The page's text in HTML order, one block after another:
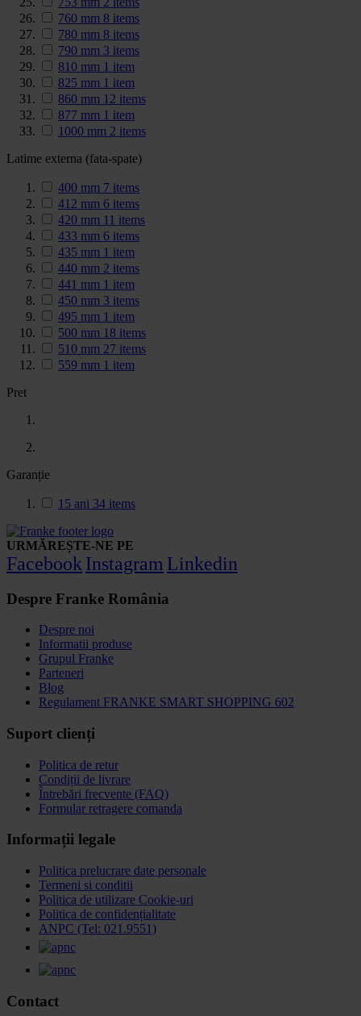
760 mm 8 items
780 mm 8 items
790 mm 3 items
810 mm 1 item
825 mm 1 item
860 mm 12 items
877 mm 1 item
1000 mm 2 items
Latime externa (fata-spate)
400 mm 7 items
412 mm 6 items
420 mm 11 items
433 mm 6 items
435 mm 1 item
440 mm 2 items
441 mm 1 item
450 mm 3 items
495 mm 1 item
500 mm 18 items
510 mm 27 items
559 mm 1 item
Pret
Garanție
15 ani 34 items
URMĂREȘTE-NE PE
Facebook Instagram Linkedin
Despre Franke România
Despre noi
Informatii produse
Grupul Franke
Parteneri
Blog
Regulament FRANKE SMART SHOPPING 602
Suport clienți
Politica de retur
Condiții de livrare
Întrebări frecvente (FAQ)
Formular retragere comanda
Informații legale
Politica prelucrare date personale
Termeni si conditii
Politica de utilizare Cookie-uri
Politica de confidențialitate
ANPC (Tel: 021.9551)
Contact